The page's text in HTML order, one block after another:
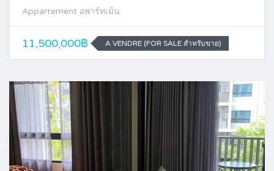
Appartement อพาร์ทเม้น
11,500,000฿ A VENDRE (FOR SALE สำหรับขาย)